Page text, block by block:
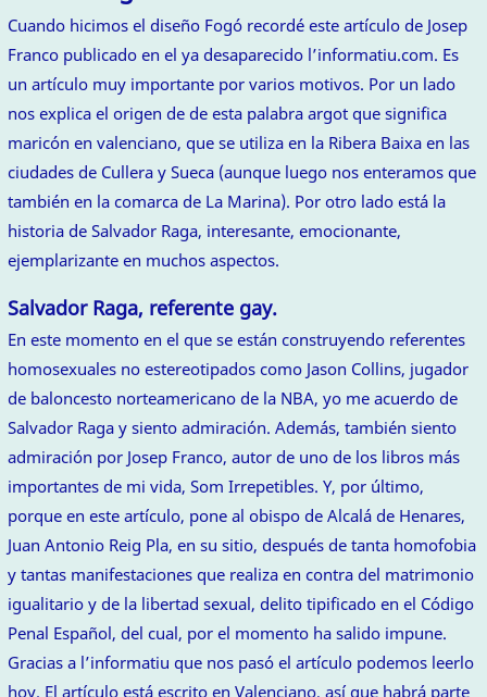
Cuando hicimos el diseño Fogó recordé este artículo de Josep
Franco publicado en el ya desaparecido l’informatiu.com. Es
un artículo muy importante por varios motivos. Por un lado
nos explica el origen de de esta palabra argot que significa
maricón en valenciano, que se utiliza en la Ribera Baixa en las
ciudades de Cullera y Sueca (aunque luego nos enteramos que
también en la comarca de La Marina). Por otro lado está la
historia de Salvador Raga, interesante, emocionante,
ejemplarizante en muchos aspectos.
Salvador Raga, referente gay.
En este momento en el que se están construyendo referentes
homosexuales no estereotipados como Jason Collins, jugador
de baloncesto norteamericano de la NBA, yo me acuerdo de
Salvador Raga y siento admiración. Además, también siento
admiración por Josep Franco, autor de uno de los libros más
importantes de mi vida, Som Irrepetibles. Y, por último,
porque en este artículo, pone al obispo de Alcalá de Henares,
Juan Antonio Reig Pla, en su sitio, después de tanta homofobia
y tantas manifestaciones que realiza en contra del matrimonio
igualitario y de la libertad sexual, delito tipificado en el Código
Penal Español, del cual, por el momento ha salido impune.
Gracias a l’informatiu que nos pasó el artículo podemos leerlo
hoy. El artículo está escrito en Valenciano, así que habrá parte